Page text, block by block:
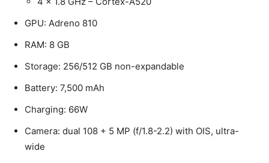
GPU: Adreno 810
RAM: 8 GB
Storage: 256/512 GB non-expandable
Battery: 7,500 mAh
Charging: 66W
Camera: dual 108 + 5 MP (f/1.8-2.2) with OIS, ultra-
wide